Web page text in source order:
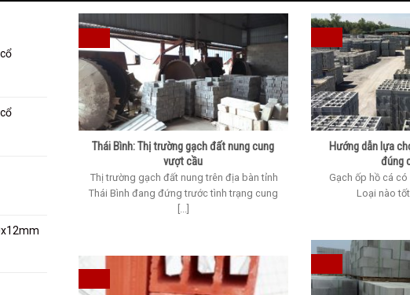
Thái Bình: Thị trường gạch đất nung cung
vượt cầu
Thị trường gạch đất nung trên địa bàn tỉnh
Thái Bình đang đứng trước tình trạng cung
[...]
Hướng dẫn lựa
đúng
Gạch ốp hồ cá
Loại nào tốt